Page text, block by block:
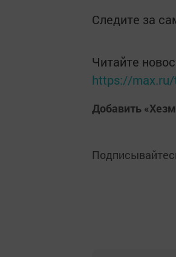
Следите за
Читайте
https://
Добавить